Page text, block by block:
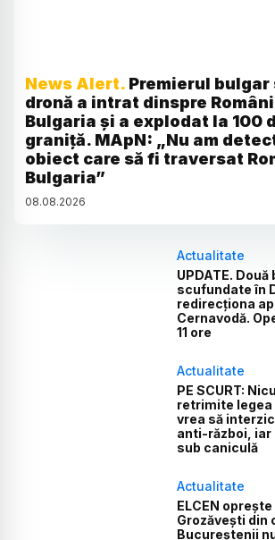
News Alert. Premierul bulgar
dronă a intrat dinspre
Bulgaria și a explodat la 100
graniță. MApN: „Nu am
obiect care să fi traversat
Bulgaria”
08.08.2026
Actualitate
UPDATE.
scufundate în
redirecționa
Cernavodă.
11 ore
Actualitate
PE SCURT:
retrimite legea
vrea să
anti-război, iar
sub caniculă
Actualitate
ELCEN
Grozăvești din
Bucureștenii